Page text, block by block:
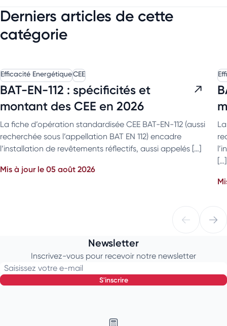
Derniers articles de cette
catégorie
Efficacité EnergétiqueCEE
BAT-EN-112 : spécificités et
montant des CEE en 2026
La fiche d’opération standardisée CEE BAT-EN-112 (aussi
recherchée sous l’appellation BAT EN 112) encadre
l’installation de revêtements réflectifs, aussi appelés […]
Mis à jour le 05 août 2026
[…]
Newsletter
Inscrivez-vous pour recevoir notre newsletter
Saisissez votre e-mail
s'inscrire